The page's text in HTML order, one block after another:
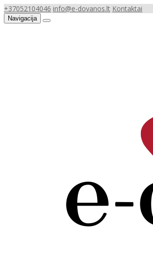
+37052104046 info@e-dovanos.lt Kontaktai
Navigacija